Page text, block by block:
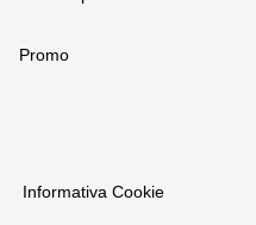
Promo
Informativa Cookie